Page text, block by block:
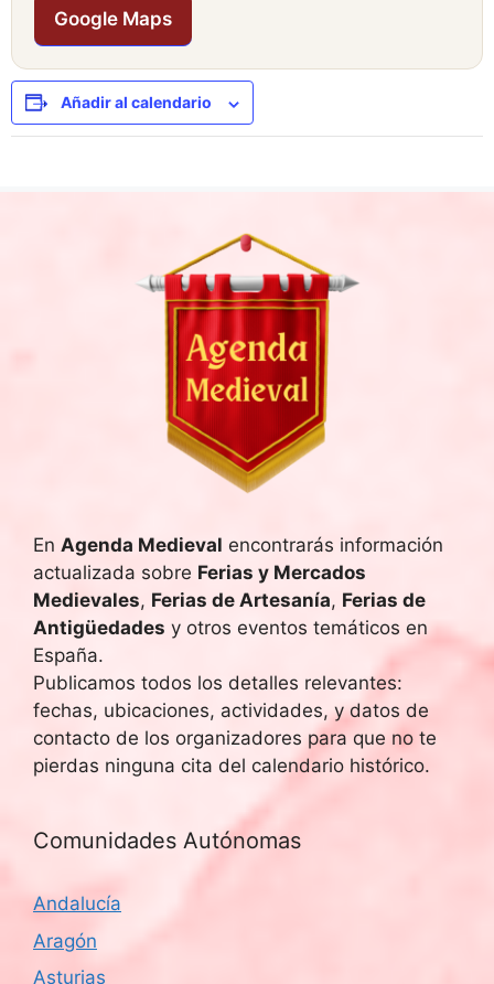
Google Maps
Añadir al calendario
En Agenda Medieval encontrarás información
actualizada sobre Ferias y Mercados
Medievales, Ferias de Artesanía, Ferias de
Antigüedades y otros eventos temáticos en
España.
Publicamos todos los detalles relevantes:
fechas, ubicaciones, actividades, y datos de
contacto de los organizadores para que no te
pierdas ninguna cita del calendario histórico.
Comunidades Autónomas
Andalucía
Aragón
Asturias